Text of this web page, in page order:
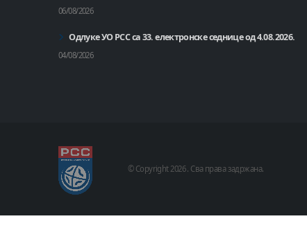
06/08/2026
Одлуке УО РСС са 33. електронске седнице од 4.08.2026.
04/08/2026
© Copyright 2026 . Сва права задржана.